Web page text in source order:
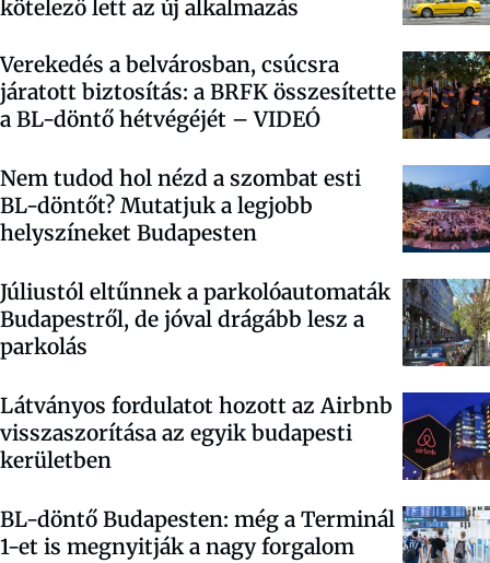
kötelező lett az új alkalmazás
Verekedés a belvárosban, csúcsra
járatott biztosítás: a BRFK összesítette
a BL-döntő hétvégéjét – VIDEÓ
Nem tudod hol nézd a szombat esti
BL-döntőt? Mutatjuk a legjobb
helyszíneket Budapesten
Júliustól eltűnnek a parkolóautomaták
Budapestről, de jóval drágább lesz a
parkolás
Látványos fordulatot hozott az Airbnb
visszaszorítása az egyik budapesti
kerületben
BL-döntő Budapesten: még a Terminál
1-et is megnyitják a nagy forgalom